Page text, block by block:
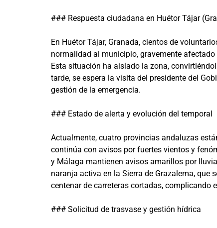
### Respuesta ciudadana en Huétor Tájar
En Huétor Tájar, Granada, cientos de
normalidad al municipio, gravemente
Esta situación ha aislado la zona,
tarde, se espera la visita del presidente del
gestión de la emergencia.
### Estado de alerta y evolución del temporal
Actualmente, cuatro provincias andaluzas
continúa con avisos por fuertes vientos y
y Málaga mantienen avisos amarillos por
naranja activa en la Sierra de Grazalema, que
centenar de carreteras cortadas, complicando
### Solicitud de trasvase y gestión hídrica